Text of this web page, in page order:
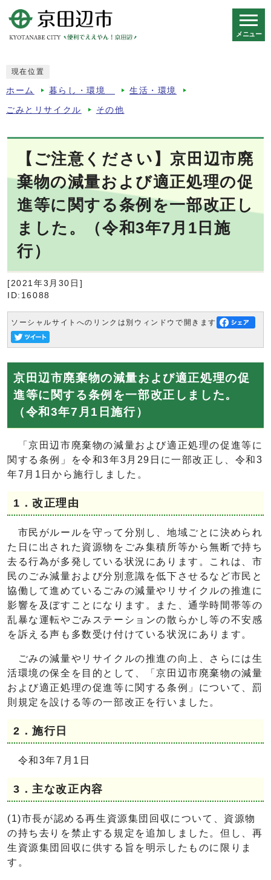
メニュー
現在位置
ホーム 暮らし・環境 生活・環境
ごみとリサイクル その他
【ご注意ください】京田辺市廃
棄物の減量および適正処理の促
進等に関する条例を一部改正し
ました。（令和3年7月1日施
行）
[2021年3月30日]
ID:16088
ソーシャルサイトへのリンクは別ウィンドウで開きます
京田辺市廃棄物の減量および適正処理の促
進等に関する条例を一部改正しました。
（令和3年7月1日施行）
「京田辺市廃棄物の減量および適正処理の促進等に
関する条例」を令和3年3月29日に一部改正し、令和3
年7月1日から施行しました。
1．改正理由
市民がルールを守って分別し、地域ごとに決められ
た日に出された資源物をごみ集積所等から無断で持ち
去る行為が多発している状況にあります。これは、市
民のごみ減量および分別意識を低下させるなど市民と
協働して進めているごみの減量やリサイクルの推進に
影響を及ぼすことになります。また、通学時間帯等の
乱暴な運転やごみステーションの散らかし等の不安感
を訴える声も多数受け付けている状況にあります。
ごみの減量やリサイクルの推進の向上、さらには生
活環境の保全を目的として、「京田辺市廃棄物の減量
および適正処理の促進等に関する条例」について、罰
則規定を設ける等の一部改正を行いました。
2．施行日
令和3年7月1日
3．主な改正内容
(1)市長が認める再生資源集団回収について、資源物
の持ち去りを禁止する規定を追加しました。但し、再
生資源集団回収に供する旨を明示したものに限りま
す。